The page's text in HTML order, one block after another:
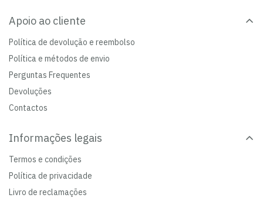
Apoio ao cliente
Política de devolução e reembolso
Política e métodos de envio
Perguntas Frequentes
Devoluções
Contactos
Informações legais
Termos e condições
Política de privacidade
Livro de reclamações